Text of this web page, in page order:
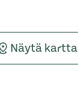
Näytä kartta